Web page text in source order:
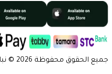
جميع الحقوق محفوظة 2026 © نباتاتي 🌳